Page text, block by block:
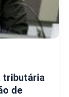
tributária
de